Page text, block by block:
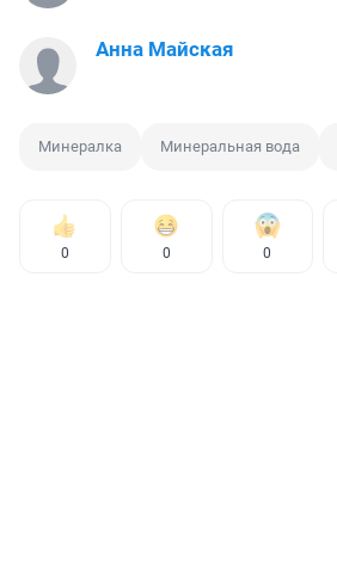
Анна Майская
Минералка Минеральная вода
0 0 0